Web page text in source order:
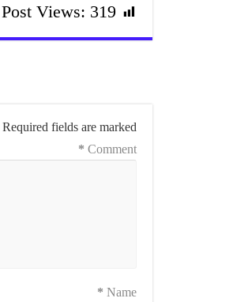
Post Views: 319
Required fields are marked
Comment
*
Name
*